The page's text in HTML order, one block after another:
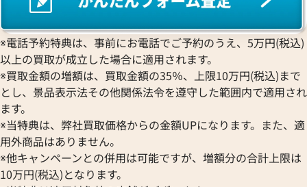
ロイヤルオーク オフショア
格
27日時点の参考買取価格で
オーデマ ピゲ ロイヤルオー
4,305,000円
Hermes
エルメス
OMEGA
オメガ
ORIENT
オリエント
ORIS
オリス
Audemars Piguet
オーデマ ピゲ
Vacheron Constantin
ストーヴァ
SEIKO
セイコー
CENTURY
センチュリー
ZENITH
ゼニス
Blancpain
ブランパン
BVLGARI
ブルガリ
Breguet
ブレゲ
BULOVA
ブローバ
Bell & Ross
ベル＆ロス
BAUME＆MERCIER
※電話予約特典は、事前にお電話でご予約のうえ、5万円(税込)
以上の買取が成立した場合に適用されます。
※買取金額の増額は、買取金額の35％、上限10万円(税込)まで
とし、景品表示法その他関係法令を遵守した範囲内で適用され
ます。
※当特典は、弊社買取価格からの金額UPになります。また、適
用外商品はありません。
※他キャンペーンとの併用は可能ですが、増額分の合計上限は
10万円(税込)となります。